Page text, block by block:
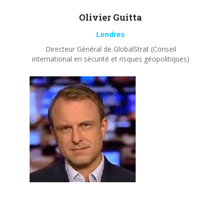
Olivier Guitta
Londres
Directeur Général de GlobalStrat (Conseil
international en sécurité et risques géopolitiques)